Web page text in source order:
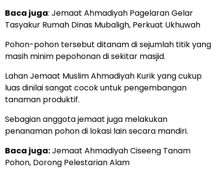
Baca juga: Jemaat Ahmadiyah Pagelaran Gelar
Tasyakur Rumah Dinas Mubaligh, Perkuat Ukhuwah
Pohon-pohon tersebut ditanam di sejumlah titik yang
masih minim pepohonan di sekitar masjid.
Lahan Jemaat Muslim Ahmadiyah Kurik yang cukup
luas dinilai sangat cocok untuk pengembangan
tanaman produktif.
Sebagian anggota jemaat juga melakukan
penanaman pohon di lokasi lain secara mandiri.
Baca juga:Jemaat Ahmadiyah Ciseeng Tanam
Pohon, Dorong Pelestarian Alam